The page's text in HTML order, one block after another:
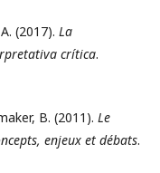
(2017). La
crítica.
B. (2011). Le
enjeux et débats.